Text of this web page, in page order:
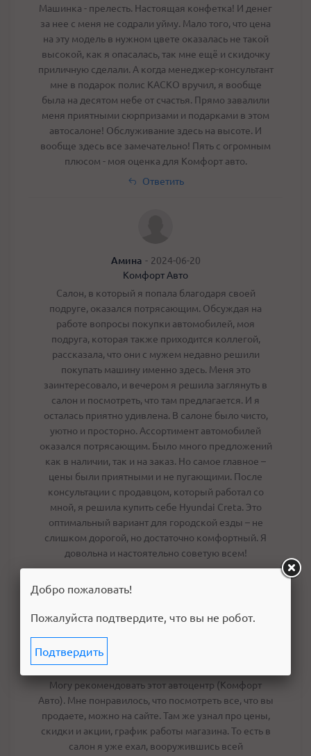
Машинка - прелесть. Настоящая конфетка! И денег
за нее с меня не содрали уйму. Мало того, что цена
на эту модель в нужном цвете оказалась не такой
высокой, как я опасалась, так мне ещё и скидочку
приличную сделали. А когда менеджер-консультант
мне в подарок полис КАСКО вручил, я вообще
была на десятом небе от счастья. Прямо завалили
меня приятными сюрпризами и подарками в этом
автосалоне! Обслуживание здесь на высоте. И
вообще здесь все замечательно! Пять с огромным
плюсом - моя оценка для Комфорт авто.
Ответить
Амина - 2024-06-20
Комфорт Авто
Салон, в который я попала благодаря своей
подруге, оказался потрясающим. Обсуждая на
работе вопросы покупки автомобилей, моя
подруга, которая также приходится коллегой,
рассказала, что они с мужем недавно решили
покупать машину именно здесь. Меня это
заинтересовало, и вечером я решила заглянуть в
салон и посмотреть, что там предлагается. И я
осталась приятно удивлена. В салоне было чисто,
уютно и просторно. Ассортимент автомобилей
оказался потрясающим. Было много предложений
как в наличии, так и на заказ. Но самое главное –
цены были приятными и не пугающими. После
консультации с продавцом, который работал со
мной, я решила купить себе Hyundai Creta. Это
оптимальный вариант для городской езды – не
слишком дорогой, но достаточно комфортный. Я
довольна и настоятельно советую всем!
Ответить
Могу рекомендовать этот автоцентр (Комфорт
Авто). Мне понравилось, что посмотреть все, что вы
продаете, можно на сайте. Там же узнал про цены,
скидки и акции, график работы магазина. То есть в
салон я уже ехал, вооружившись всей
Добро пожаловать!
Пожалуйста подтвердите, что вы не робот.
Подтвердить